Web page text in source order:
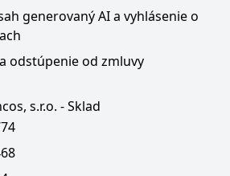
generovaný AI a vyhlásenie o
odstúpenie od zmluvy
s.r.o. - Sklad